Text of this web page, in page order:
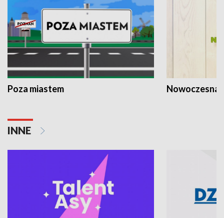
Poza miastem Nowoczesna
INNE